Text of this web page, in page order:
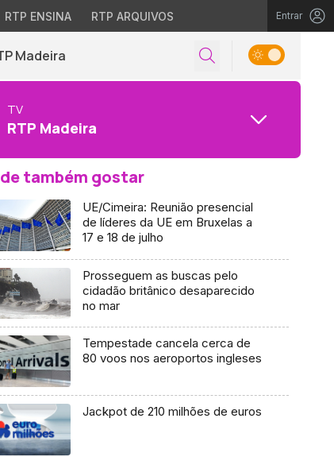
RTP ENSINA RTP ARQUIVOS Entrar
Madeira
TV
RTP Madeira
também gostar
UE/Cimeira: Reunião presencial
de líderes da UE em Bruxelas a
17 e 18 de julho
Prosseguem as buscas pelo
cidadão britânico desaparecido
no mar
Tempestade cancela cerca de
80 voos nos aeroportos ingleses
Jackpot de 210 milhões de euros